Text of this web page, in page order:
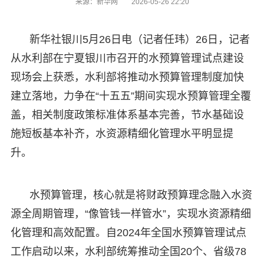
来源：新华网 2026-05-26 22:20
新华社银川5月26日电（记者任玮）26日，记者
从水利部在宁夏银川市召开的水预算管理试点建设
现场会上获悉，水利部将推动水预算管理制度加快
建立落地，力争在“十五五”期间实现水预算管理全覆
盖，相关制度政策标准体系基本完善，节水基础设
施短板基本补齐，水资源精细化管理水平明显提
升。
水预算管理，核心就是将财政预算理念融入水资
源全周期管理，“像管钱一样管水”，实现水资源精细
化管理和高效配置。自2024年全国水预算管理试点
工作启动以来，水利部统筹推动全国20个、省级78